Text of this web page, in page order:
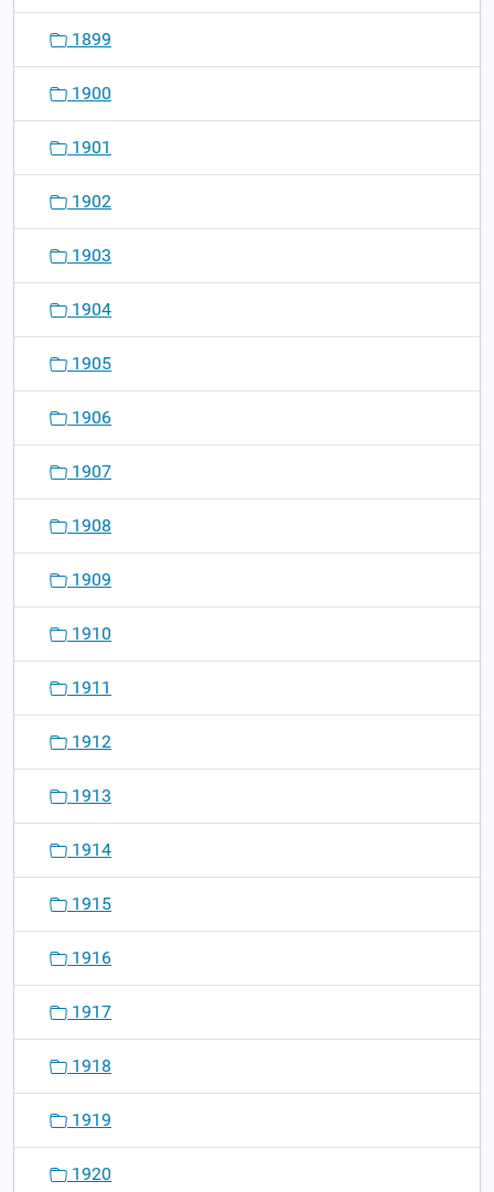
1899
1900
1901
1902
1903
1904
1905
1906
1907
1908
1909
1910
1911
1912
1913
1914
1915
1916
1917
1918
1919
1920